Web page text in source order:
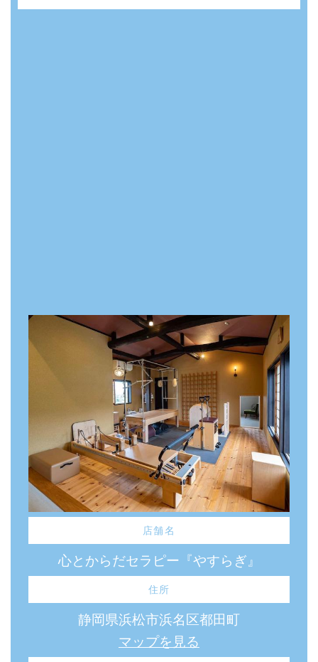
店舗名
心とからだセラピー『やすらぎ』
住所
静岡県浜松市浜名区都田町
マップを見る